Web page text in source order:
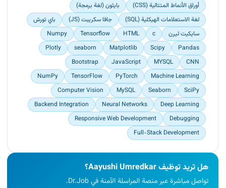
أوراق الأنماط المتتالية (CSS)
بايثون (لغة برمجة)
لغة الاستعلامات الهيكلية (SQL)
جافا سكريبت (JS)
باي تورش
سايكيت ليرن
c
HTML
Tensorflow
Numpy
Pandas
Scipy
Matplotlib
seaborn
Plotly
CNN
MYSQL
JavaScript
Bootstrap
Machine Learning
PyTorch
TensorFlow
NumPy
SciPy
Seaborn
MySQL
Computer Vision
Deep Learning
Neural Networks
Backend Integration
Debugging
Responsive Web Development
Full-Stack Development
هل تريد توظيف Aayushi Umredkar؟
تواصل مباشرة عبر منصة المراسلة الآمنة في Dr.Job.